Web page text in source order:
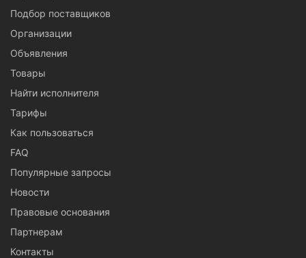
Подбор поставщиков
Организации
Объявления
Товары
Найти исполнителя
Тарифы
Как пользоваться
FAQ
Популярные запросы
Новости
Правовые основания
Партнерам
Контакты